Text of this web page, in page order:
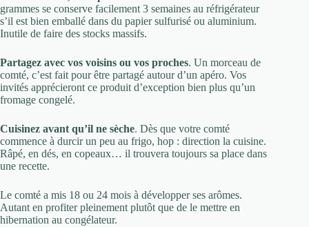
grammes se conserve facilement 3 semaines au réfrigérateur
s’il est bien emballé dans du papier sulfurisé ou aluminium.
Inutile de faire des stocks massifs.
Partagez avec vos voisins ou vos proches. Un morceau de
comté, c’est fait pour être partagé autour d’un apéro. Vos
invités apprécieront ce produit d’exception bien plus qu’un
fromage congelé.
Cuisinez avant qu’il ne sèche. Dès que votre comté
commence à durcir un peu au frigo, hop : direction la cuisine.
Râpé, en dés, en copeaux… il trouvera toujours sa place dans
une recette.
Le comté a mis 18 ou 24 mois à développer ses arômes.
Autant en profiter pleinement plutôt que de le mettre en
hibernation au congélateur.